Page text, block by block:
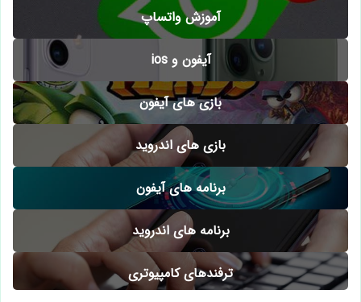
آموزش واتساپ
آیفون و ios
بازی های آیفون
بازی های اندروید
برنامه های آیفون
برنامه های اندروید
ترفندهای کامپیوتری